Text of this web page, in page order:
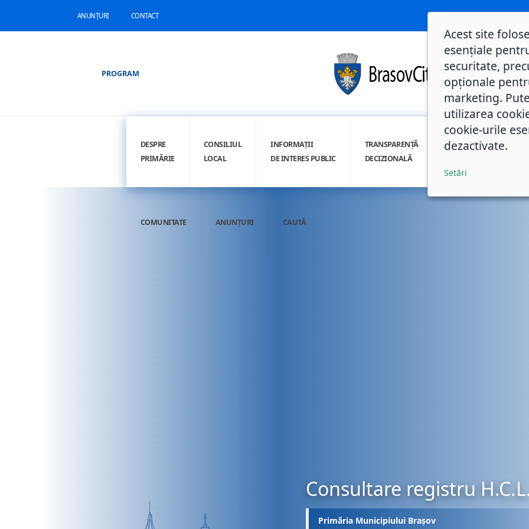
ANUNȚURI CONTACT
PROGRAM
DESPRE
PRIMĂRIE
CONSILIUL
LOCAL
INFORMAȚII
DE INTERES PUBLIC
TRANSPARENȚĂ
DECIZIONALĂ
INTEGRITATE
COMUNITATE ANUNȚURI CAUTĂ
Consultare registru
Primăria Municipiului Brașov
Acest site
esențiale
securitate,
opționale
marketing.
utilizarea
cookie-urile
dezactivate.
Setări